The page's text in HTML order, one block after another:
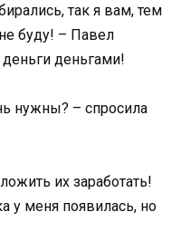
так я вам, тем
буду! – Павел
деньгами!
нужны? – спросила
их заработать!
у меня появилась, но